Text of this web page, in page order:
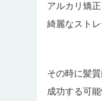
アルカリ矯
綺麗なスト
その時に髪
成功する可